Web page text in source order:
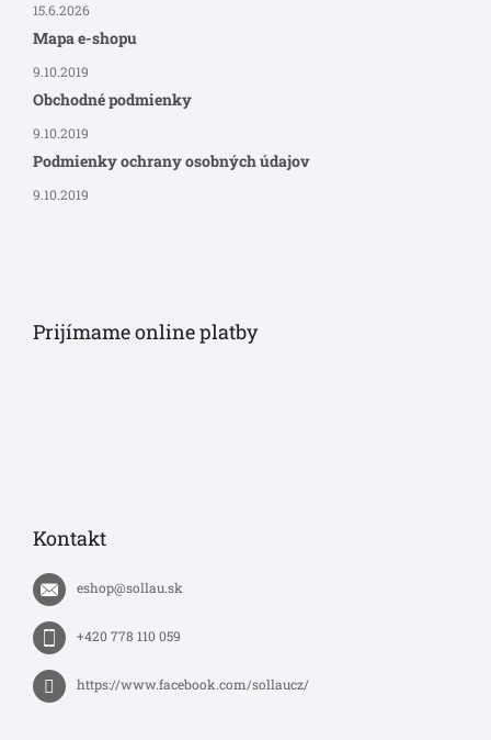
15.6.2026
Mapa e-shopu
9.10.2019
Obchodné podmienky
9.10.2019
Podmienky ochrany osobných údajov
9.10.2019
Prijímame online platby
Kontakt
eshop@sollau.sk
+420 778 110 059
https://www.facebook.com/sollaucz/